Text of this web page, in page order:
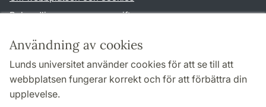
Användning av cookies
Lunds universitet använder cookies för att se till att
webbplatsen fungerar korrekt och för att förbättra din
upplevelse.
Behandling av personuppgifter
TYPO3-login
Följ oss i sociala medier